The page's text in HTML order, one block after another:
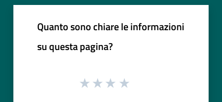
Quanto sono chiare le informazioni
su questa pagina?